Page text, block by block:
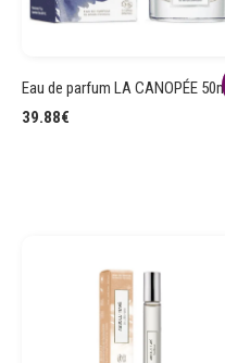
Eau de parfum LA CANOPÉE 50ml
39.88€